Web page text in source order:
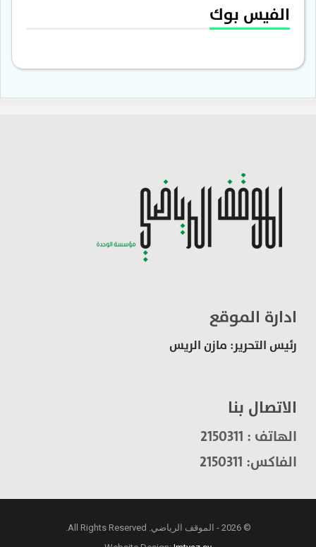
الفيس بوك
ادارة الموقع
رئيس التحرير: مازن الريس
الاتصال بنا
الهاتف : 2150311
الفاكس: 2150311
© 2026 - الموقف الرياضي. All Rights Reserved.